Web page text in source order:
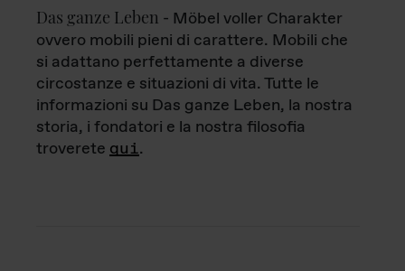
Das ganze Leben - Möbel voller Charakter
ovvero mobili pieni di carattere. Mobili che
si adattano perfettamente a diverse
circostanze e situazioni di vita. Tutte le
informazioni su Das ganze Leben, la nostra
storia, i fondatori e la nostra filosofia
troverete qui.